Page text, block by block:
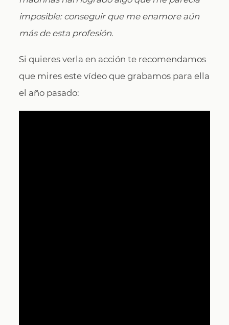
imposible: conseguir que me enamore aún
más de esta profesión.
Si quieres verla en acción te recomendamos
que mires este vídeo que grabamos para ella
el año pasado: